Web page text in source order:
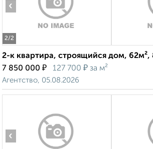
2/2
‹
2-к квартира, строящийся дом, 62м²,
7 850 000 ₽ 127 700 ₽ за м²
Агентство, 05.08.2026
‹